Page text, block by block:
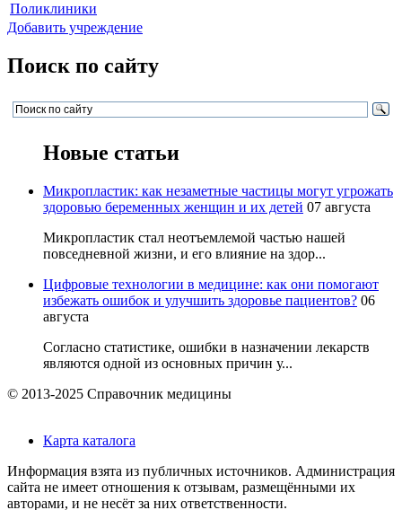
Поликлиники
Добавить учреждение
Поиск по сайту
Новые статьи
Микропластик: как незаметные частицы могут угрожать
здоровью беременных женщин и их детей 07 августа
Микропластик стал неотъемлемой частью нашей
повседневной жизни, и его влияние на здор...
Цифровые технологии в медицине: как они помогают
избежать ошибок и улучшить здоровье пациентов? 06
августа
Согласно статистике, ошибки в назначении лекарств
являются одной из основных причин у...
© 2013-2025 Справочник медицины
Карта каталога
Информация взята из публичных источников. Администрация
сайта не имеет отношения к отзывам, размещёнными их
авторами, и не несёт за них ответственности.